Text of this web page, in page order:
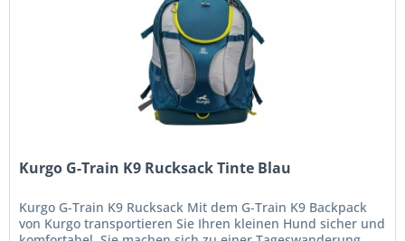
Kurgo G-Train K9 Rucksack Tinte Blau
Kurgo G-Train K9 Rucksack Mit dem G-Train K9 Backpack
von Kurgo transportieren Sie Ihren kleinen Hund sicher und